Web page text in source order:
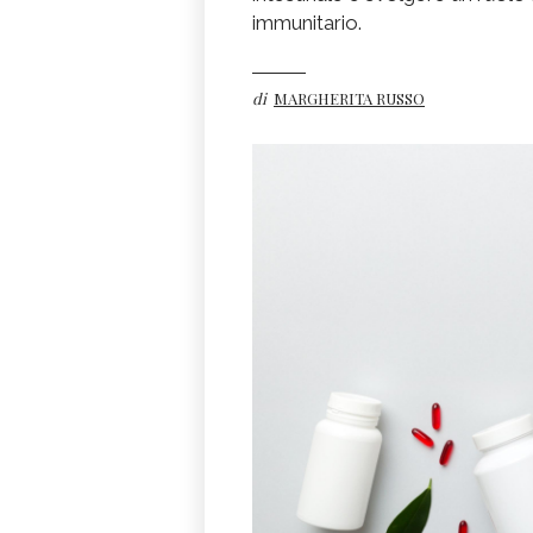
immunitario.
di MARGHERITA RUSSO